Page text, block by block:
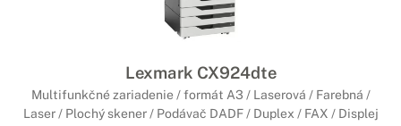
Spotrebný materiál pre tlačiarne
Spotrebný materiál je navrhnutý s cieľom vytvárať žiarivé a
jasné dokumenty vysokej kvality, ktoré spĺňajú Vaše vysoké
štandardy.
Lexmark CX924dte
Multifunkčné zariadenie / formát A3 / Laserová / Farebná /
Laser / Plochý skener / Podávač DADF / Duplex / FAX / Displej